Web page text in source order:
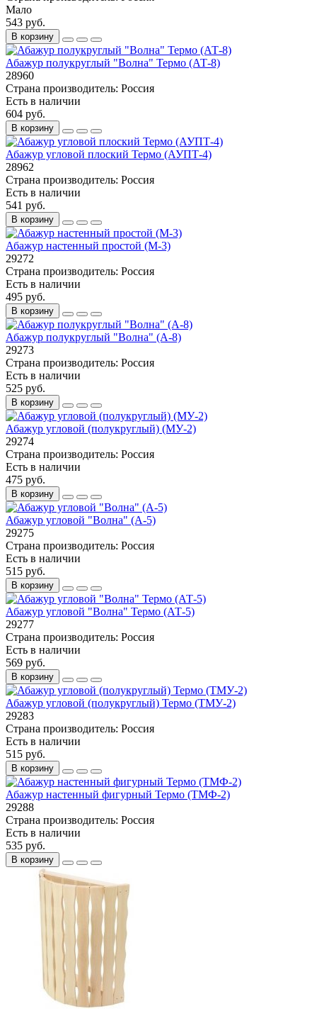
Мало
543 руб.
В корзину
Абажур полукруглый "Волна" Термо (АТ-8)
28960
Страна производитель: Россия
Есть в наличии
604 руб.
В корзину
Абажур угловой плоский Термо (АУПТ-4)
28962
Страна производитель: Россия
Есть в наличии
541 руб.
В корзину
Абажур настенный простой (М-3)
29272
Страна производитель: Россия
Есть в наличии
495 руб.
В корзину
Абажур полукруглый "Волна" (А-8)
29273
Страна производитель: Россия
Есть в наличии
525 руб.
В корзину
Абажур угловой (полукруглый) (МУ-2)
29274
Страна производитель: Россия
Есть в наличии
475 руб.
В корзину
Абажур угловой "Волна" (А-5)
29275
Страна производитель: Россия
Есть в наличии
515 руб.
В корзину
Абажур угловой "Волна" Термо (АТ-5)
29277
Страна производитель: Россия
Есть в наличии
569 руб.
В корзину
Абажур угловой (полукруглый) Термо (ТМУ-2)
29283
Страна производитель: Россия
Есть в наличии
515 руб.
В корзину
Абажур настенный фигурный Термо (ТМФ-2)
29288
Страна производитель: Россия
Есть в наличии
535 руб.
В корзину